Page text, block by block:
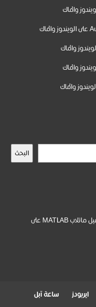
البحث
شرح طريقة تحميل ماتلاب MATLAB على
ايربودز
ساعة آبل